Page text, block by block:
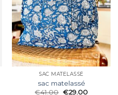
SAC MATELASSÉ
sac matelassé
€41.00 €29.00